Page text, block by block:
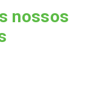
nossos